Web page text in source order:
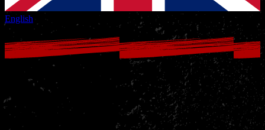
English
Fitness bij Nakama Harderwijk
Kracht, cardio/conditietraining, HIT of powerliften? Bij Nakama
Gym kan het allemaal met behulp van de nieuwe Technogym lijn.